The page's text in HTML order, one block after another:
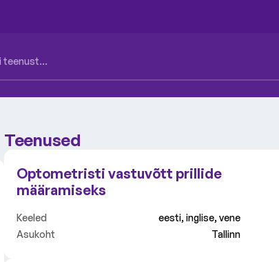
Teenused
Optometristi vastuvõtt prillide
määramiseks
Keeled
eesti, inglise, vene
Asukoht
Tallinn